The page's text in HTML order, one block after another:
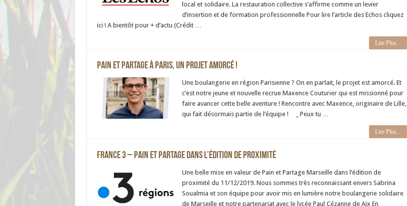
local et solidaire. La restauration collective s’affirme comme un levier
d’insertion et de formation professionnelle Pour lire l’article des Echos cliquez
ici ! A bientôt pour + d’actu (Crédit …
Lire Plus...
Pain et Partage à Paris, un projet amorcé !
Une boulangerie en région Parisienne ? On en parlait, le projet est amorcé. Et
c’est notre jeune et nouvelle recrue Maxence Couturier qui est missionné pour
faire avancer cette belle aventure ! Rencontre avec Maxence, originaire de Lille,
qui fait désormais partie de l’équipe ! _ Peux tu …
Lire Plus...
France 3 – Pain et Partage dans l’édition de proximité
Une belle mise en valeur de Pain et Partage Marseille dans l’édition de
proximité du 11/12/2019. Nous sommes très reconnaissant envers Sabrina
Soualmia et son équipe pour avoir mis en lumière notre boulangerie solidaire
de Marseille et notre partenariat avec le lycée Paul Cézanne de Aix En